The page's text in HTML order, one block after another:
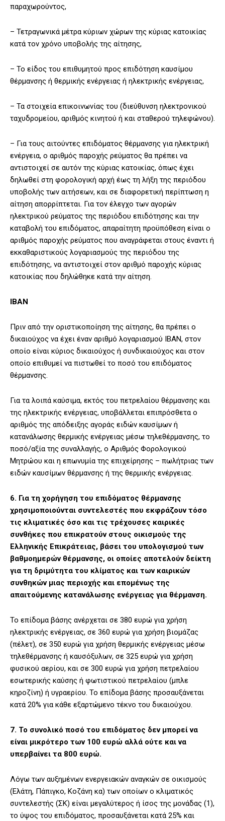
παραχωρούντος,
– Τετραγωνικά μέτρα κύριων χώρων της κύριας κατοικίας
κατά τον χρόνο υποβολής της αίτησης,
– Το είδος του επιθυμητού προς επιδότηση καυσίμου
θέρμανσης ή θερμικής ενέργειας ή ηλεκτρικής ενέργειας,
– Τα στοιχεία επικοινωνίας του (διεύθυνση ηλεκτρονικού
ταχυδρομείου, αριθμός κινητού ή και σταθερού τηλεφώνου).
– Για τους αιτούντες επιδόματος θέρμανσης για ηλεκτρική
ενέργεια, ο αριθμός παροχής ρεύματος θα πρέπει να
αντιστοιχεί σε αυτόν της κύριας κατοικίας, όπως έχει
δηλωθεί στη φορολογική αρχή έως τη λήξη της περιόδου
υποβολής των αιτήσεων, και σε διαφορετική περίπτωση η
αίτηση απορρίπτεται. Για τον έλεγχο των αγορών
ηλεκτρικού ρεύματος της περιόδου επιδότησης και την
καταβολή του επιδόματος, απαραίτητη προϋπόθεση είναι ο
αριθμός παροχής ρεύματος που αναγράφεται στους έναντι ή
εκκαθαριστικούς λογαριασμούς της περιόδου της
επιδότησης, να αντιστοιχεί στον αριθμό παροχής κύριας
κατοικίας που δηλώθηκε κατά την αίτηση.
ΙΒΑΝ
Πριν από την οριστικοποίηση της αίτησης, θα πρέπει ο
δικαιούχος να έχει έναν αριθμό λογαριασμού ΙΒΑΝ, στον
οποίο είναι κύριος δικαιούχος ή συνδικαιούχος και στον
οποίο επιθυμεί να πιστωθεί το ποσό του επιδόματος
θέρμανσης.
Για τα λοιπά καύσιμα, εκτός του πετρελαίου θέρμανσης και
της ηλεκτρικής ενέργειας, υποβάλλεται επιπρόσθετα ο
αριθμός της απόδειξης αγοράς ειδών καυσίμων ή
κατανάλωσης θερμικής ενέργειας μέσω τηλεθέρμανσης, το
ποσό/αξία της συναλλαγής, ο Αριθμός Φορολογικού
Μητρώου και η επωνυμία της επιχείρησης – πωλήτριας των
ειδών καυσίμων θέρμανσης ή της θερμικής ενέργειας.
6. Για τη χορήγηση του επιδόματος θέρμανσης
χρησιμοποιούνται συντελεστές που εκφράζουν τόσο
τις κλιματικές όσο και τις τρέχουσες καιρικές
συνθήκες που επικρατούν στους οικισμούς της
Ελληνικής Επικράτειας, βάσει του υπολογισμού των
βαθμοημερών θέρμανσης, οι οποίες αποτελούν δείκτη
για τη δριμύτητα του κλίματος και των καιρικών
συνθηκών μιας περιοχής και επομένως της
απαιτούμενης κατανάλωσης ενέργειας για θέρμανση.
Το επίδομα βάσης ανέρχεται σε 380 ευρώ για χρήση
ηλεκτρικής ενέργειας, σε 360 ευρώ για χρήση βιομάζας
(πέλετ), σε 350 ευρώ για χρήση θερμικής ενέργειας μέσω
τηλεθέρμανσης ή καυσόξυλων, σε 325 ευρώ για χρήση
φυσικού αερίου, και σε 300 ευρώ για χρήση πετρελαίου
εσωτερικής καύσης ή φωτιστικού πετρελαίου (μπλε
κηροζίνη) ή υγραερίου. Το επίδομα βάσης προσαυξάνεται
κατά 20% για κάθε εξαρτώμενο τέκνο του δικαιούχου.
7. Το συνολικό ποσό του επιδόματος δεν μπορεί να
είναι μικρότερο των 100 ευρώ αλλά ούτε και να
υπερβαίνει τα 800 ευρώ.
Λόγω των αυξημένων ενεργειακών αναγκών σε οικισμούς
(Ελάτη, Πάπιγκο, Κοζάνη κα) των οποίων ο κλιματικός
συντελεστής (ΣΚ) είναι μεγαλύτερος ή ίσος της μονάδας (1),
το ύψος του επιδόματος, προσαυξάνεται κατά 25% και